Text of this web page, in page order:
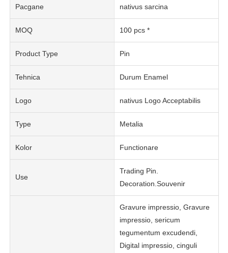
Pacgane nativus sarcina
MOQ 100 pcs *
Product Type Pin
Tehnica Durum Enamel
Logo nativus Logo Acceptabilis
Type Metalia
Kolor Functionare
Use
Trading Pin.
Decoration.Souvenir
Gravure impressio, Gravure
impressio, sericum
tegumentum excudendi,
Digital impressio, cinguli